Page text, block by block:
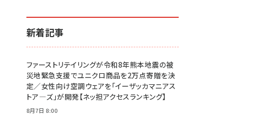
新着記事
ファーストリテイリングが令和8年熊本地震の被
災地緊急支援でユニクロ商品を2万点寄贈を決
定／女性向け空調ウェアを「イーザッカマニアス
トア―ズ」が開発【ネッ担アクセスランキング】
8月7日 8:00